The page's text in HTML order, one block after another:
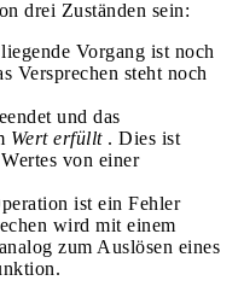
drei Zuständen sein:
Vorgang ist noch
Versprechen steht noch
und das
Wert erfüllt. Dies ist
von einer
ist ein Fehler
wird mit einem
zum Auslösen eines